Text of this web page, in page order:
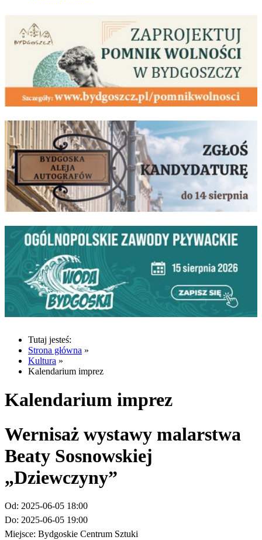
Tutaj jesteś:
Strona główna »
Kultura »
Kalendarium imprez
Kalendarium imprez
Wernisaż wystawy malarstwa
Beaty Sosnowskiej
„Dziewczyny”
Od: 2025-06-05 18:00
Do: 2025-06-05 19:00
Miejsce: Bydgoskie Centrum Sztuki